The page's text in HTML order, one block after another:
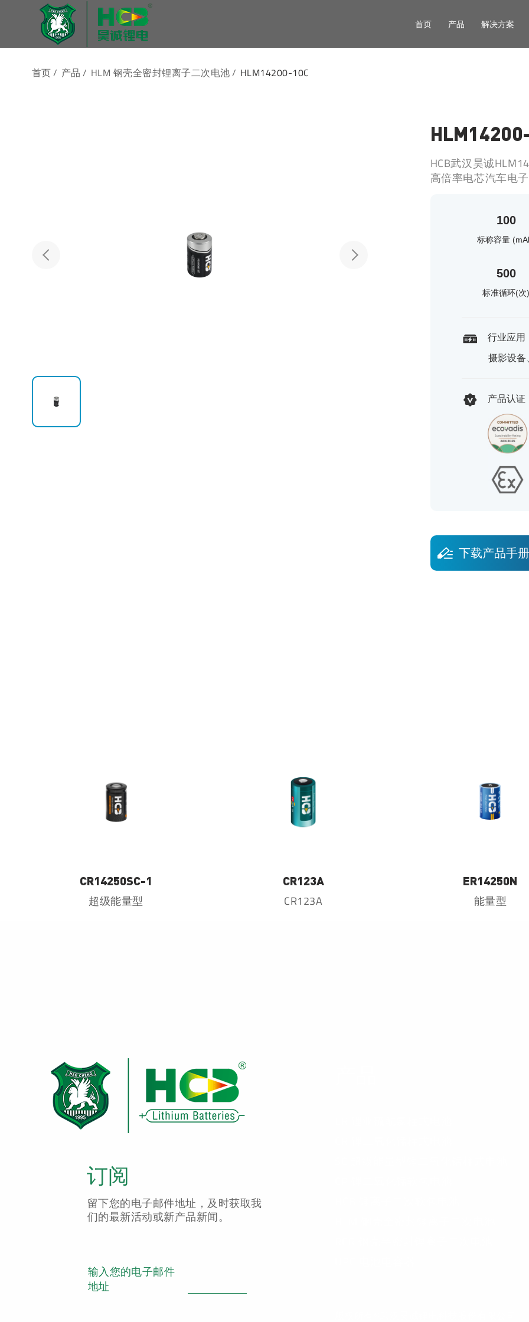
首页 产品 解决方案
首页/ 产品 / HLM 钢壳全密封锂离子二次电池/ HLM14200-10C
HCB武汉昊诚
高倍率电芯汽车电子
100
标称容量
500
标准循环(次
行业应用
摄影设备
产品认证
下载产品手册
CR14250SC-1
超级能量型
CR123A
CR123A
ER14250N
能量型
订阅
留下您的电子邮件地址，及时获取我
们的最新活动或新产品新闻。
输入您的电子邮件
地址